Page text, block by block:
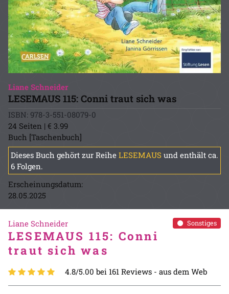
Liane Schneider
LESEMAUS 115: Conni traut sich was
ISBN: 978-3-551-08079-0
24 Seiten | € 3.99
Buch [Taschenbuch]
Dieses Buch gehört zur Reihe LESEMAUS und enthält ca.
6 Folgen.
Erscheinungsdatum:
28.05.2025
Sonstiges
Liane Schneider
LESEMAUS 115: Conni
traut sich was
4.8/5.00 bei 161 Reviews - aus dem Web